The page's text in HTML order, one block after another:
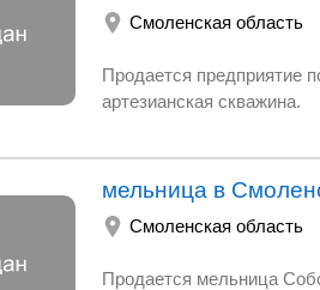
Смоленская область
Продается предприятие
артезианская скважина.
мельница в
Смоленская область
Продается мельница